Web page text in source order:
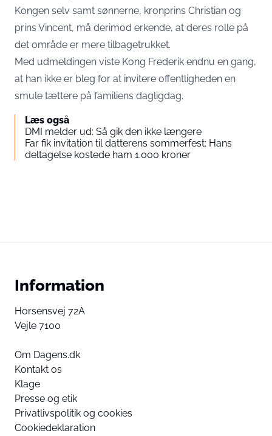
Kongen selv samt sønnerne, kronprins Christian og
prins Vincent, må derimod erkende, at deres rolle på
det område er mere tilbagetrukket.
Med udmeldingen viste Kong Frederik endnu en gang,
at han ikke er bleg for at invitere offentligheden en
smule tættere på familiens dagligdag.
Læs også
DMI melder ud: Så gik den ikke længere
Far fik invitation til datterens sommerfest: Hans
deltagelse kostede ham 1.000 kroner
Information
Horsensvej 72A
Vejle 7100
Om Dagens.dk
Kontakt os
Klage
Presse og etik
Privatlivspolitik og cookies
Cookiedeklaration